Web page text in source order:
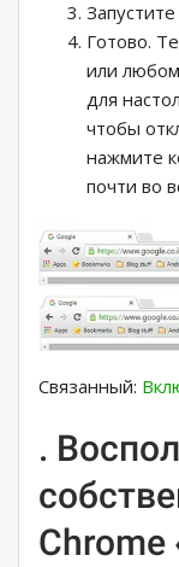
Готово.
или
для
чтобы
нажмите
почти во
Связанный:
.